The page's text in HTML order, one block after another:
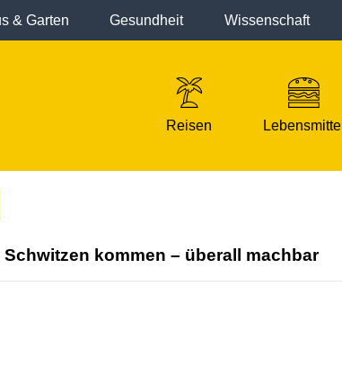
& Garten Gesundheit Wissenschaft
Reisen Lebensmittel
kommen – überall machbar